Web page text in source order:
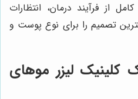
از فرآیند درمان، انتظارات
تصمیم را برای نوع پوست و
کلینیک لیزر موهای